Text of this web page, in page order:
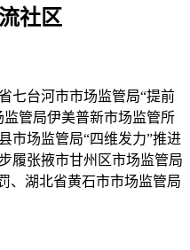
社区
台河市市场监管局“提前
管局伊美普新市场监管所
市场监管局“四维发力”推进
履张掖市甘州区市场监管局
、湖北省黄石市市场监管局